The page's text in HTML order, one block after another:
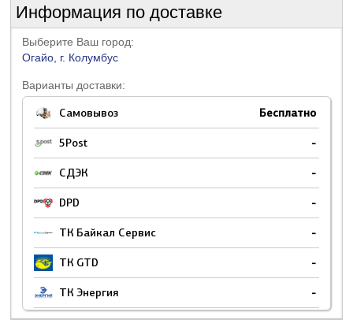
Информация по доставке
Выберите Ваш город:
Огайо, г. Колумбус
Варианты доставки:
Самовывоз Бесплатно
5Post -
СДЭК -
DPD -
ТК Байкал Сервис -
ТК GTD -
ТК Энергия -